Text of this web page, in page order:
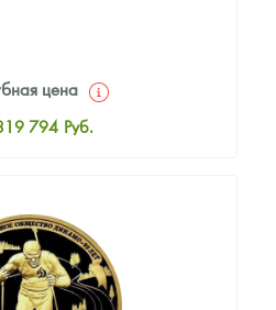
цена
794 Руб.
выкупа
Звоните